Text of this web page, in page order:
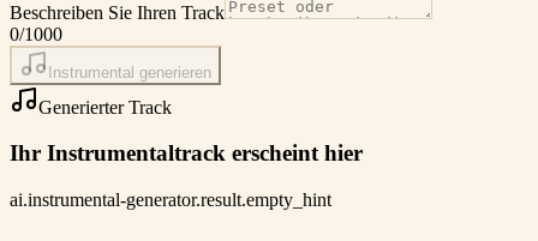
Beschreiben Sie Ihren Track
0/1000
Instrumental generieren
Generierter Track
Ihr Instrumentaltrack erscheint hier
ai.instrumental-generator.result.empty_hint